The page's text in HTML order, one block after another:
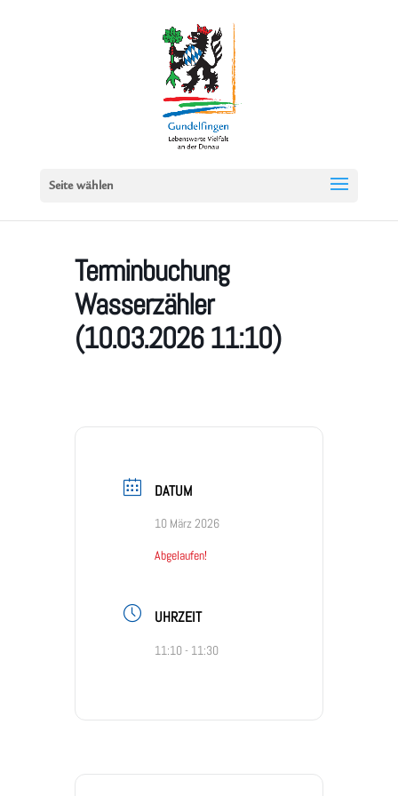
Seite wählen
Terminbuchung
Wasserzähler
(10.03.2026 11:10)
DATUM
10 März 2026
Abgelaufen!
UHRZEIT
11:10 - 11:30